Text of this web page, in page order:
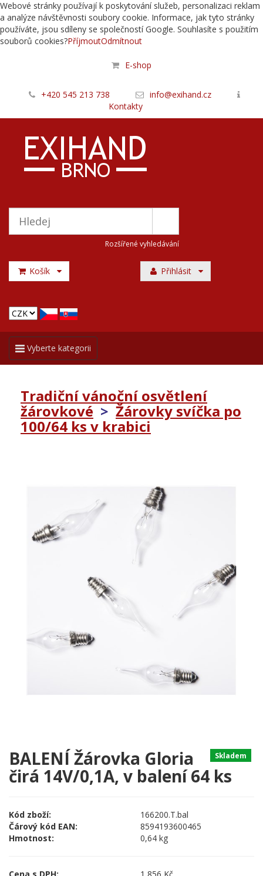
Webové stránky používají k poskytování služeb, personalizaci reklam
a analýze návštěvnosti soubory cookie. Informace, jak tyto stránky
používáte, jsou sdíleny se společností Google. Souhlasíte s použitím
souborů cookies?PříjmoutOdmítnout
E-shop
+420 545 213 738
info@exihand.cz
Kontakty
Rozšířené vyhledávání
Košík Přihlásit
Toggle
navigation
Vyberte kategorii
Tradiční vánoční osvětlení
žárovkové > Žárovky svíčka po
100/64 ks v krabici
Skladem
BALENÍ Žárovka Gloria
čirá 14V/0,1A, v balení 64 ks
Kód zboží:
166200.T.bal
Čárový kód EAN:
8594193600465
Hmotnost:
0,64 kg